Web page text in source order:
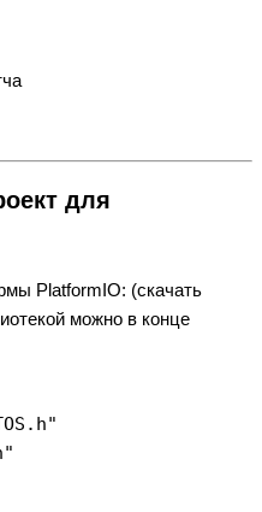
для
PlatformIO: (скачать
можно в конце